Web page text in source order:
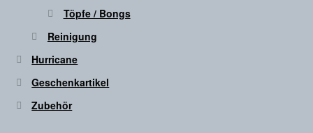
Töpfe / Bongs
Reinigung
Hurricane
Geschenkartikel
Zubehör